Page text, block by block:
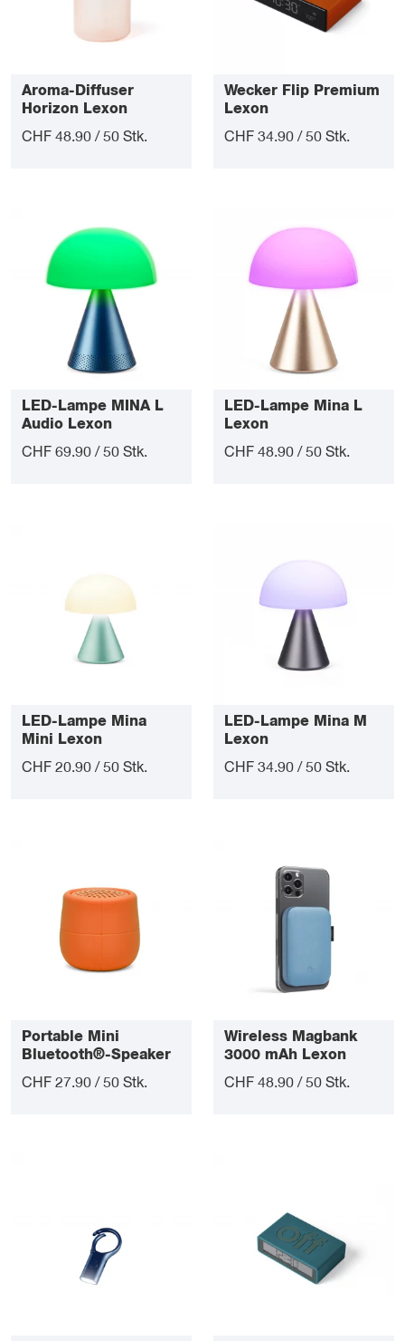
Aroma-Diffuser
Horizon Lexon
CHF 48.90 / 50 Stk.
Wecker Flip Premium
Lexon
CHF 34.90 / 50 Stk.
LED-Lampe MINA L
Audio Lexon
CHF 69.90 / 50 Stk.
LED-Lampe Mina L
Lexon
CHF 48.90 / 50 Stk.
LED-Lampe Mina
Mini Lexon
CHF 20.90 / 50 Stk.
LED-Lampe Mina M
Lexon
CHF 34.90 / 50 Stk.
Portable Mini
Bluetooth®-Speaker
CHF 27.90 / 50 Stk.
Wireless Magbank
3000 mAh Lexon
CHF 48.90 / 50 Stk.